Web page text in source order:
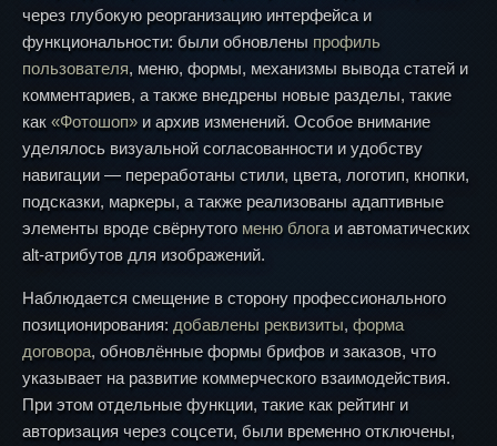
через глубокую реорганизацию интерфейса и
функциональности: были обновлены профиль
пользователя, меню, формы, механизмы вывода статей и
комментариев, а также внедрены новые разделы, такие
как «Фотошоп» и архив изменений. Особое внимание
уделялось визуальной согласованности и удобству
навигации — переработаны стили, цвета, логотип, кнопки,
подсказки, маркеры, а также реализованы адаптивные
элементы вроде свёрнутого меню блога и автоматических
alt-атрибутов для изображений.
Наблюдается смещение в сторону профессионального
позиционирования: добавлены реквизиты, форма
договора, обновлённые формы брифов и заказов, что
указывает на развитие коммерческого взаимодействия.
При этом отдельные функции, такие как рейтинг и
авторизация через соцсети, были временно отключены,